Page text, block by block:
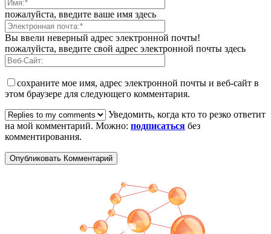
пожалуйста, введите ваше имя здесь
Вы ввели неверный адрес электронной почты!
пожалуйста, введите свой адрес электронной почты здесь
сохраните мое имя, адрес электронной почты и веб-сайт в
этом браузере для следующего комментария.
Уведомить, когда кто то резко ответит
на мой комментарий. Можно: подписаться без
комментирования.